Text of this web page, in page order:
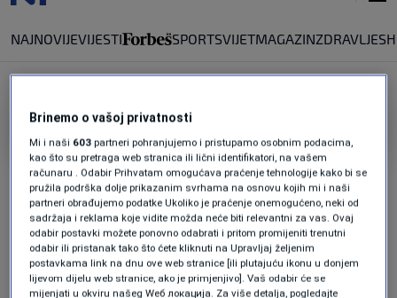
NAJNOVIJEVIJESTI SPORTSVIJETMAGAZINZDRAVLJE
ASIM FERHATOVIĆ HASE STADION
Zmajoforija na ulicama Sarajeva:
Pogledajte atmosferu pred meč na
Koševu (FOTO)
NOGOMET| 29. maj.| 0
SAOPŠTENJE NA FACEBOOKU
Mandić o rekonstrukciji Koševa, pa
prozvao Mamića: Šta bjegunac od EU
Brinemo o vašoj privatnosti
Mi i naši 603 partneri pohranjujemo i pristupamo osobnim podacima,
kao što su pretraga web stranica ili lični identifikatori, na vašem
računaru . Odabir Prihvatam omogućava praćenje tehnologije kako bi se
pružila podrška dolje prikazanim svrhama na osnovu kojih mi i naši
partneri obrađujemo podatke Ukoliko je praćenje onemogućeno, neki od
sadržaja i reklama koje vidite možda neće biti relevantni za vas. Ovaj
odabir postavki možete ponovno odabrati i pritom promijeniti trenutni
odabir ili pristanak tako što ćete kliknuti na Upravljaj željenim
postavkama link na dnu ove web stranice [ili plutajuću ikonu u donjem
lijevom dijelu web stranice, ako je primjenjivo]. Vaš odabir će se
mijenjati u okviru našeg Wеб локација. Za više detalja, pogledajte